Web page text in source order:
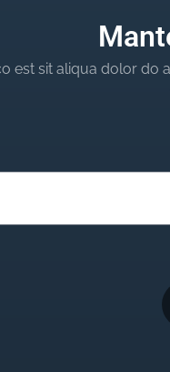
est sit aliqua dolor do